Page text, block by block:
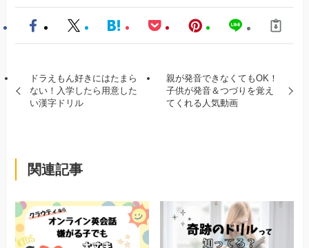
ドラえもん好きにはたまら
ない！入学したら用意した
い漢字ドリル
親が発音できなくてもOK！
子供が発音＆つづりを覚え
てくれる人気動画
関連記事